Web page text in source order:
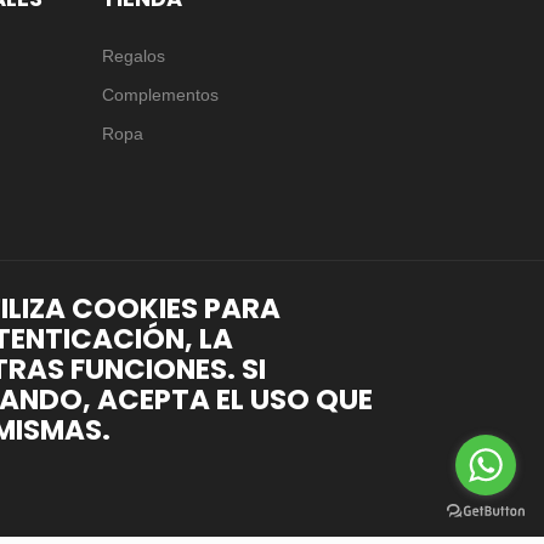
Regalos
Complementos
Ropa
COOKIES PARA
LA
FUNCIONES. SI
ACEPTA EL USO QUE